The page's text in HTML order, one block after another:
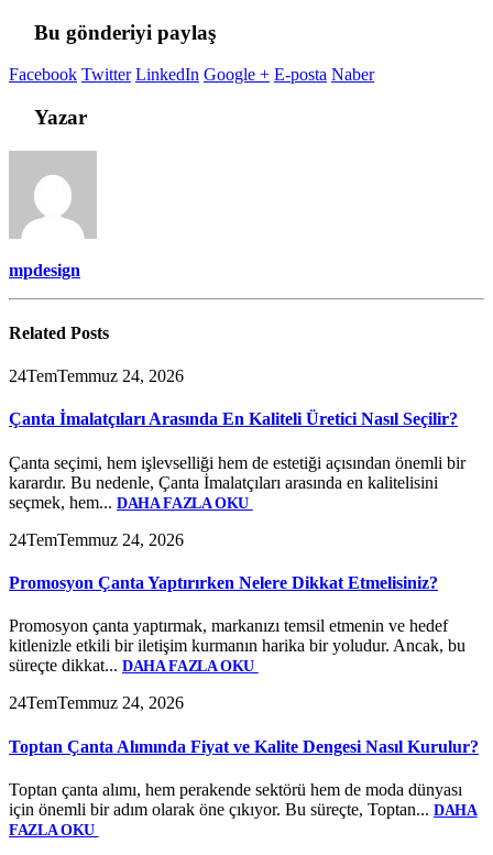
Bu gönderiyi paylaş
Facebook Twitter LinkedIn Google + E-posta Naber
Yazar
mpdesign
Related Posts
24TemTemmuz 24, 2026
Çanta İmalatçıları Arasında En Kaliteli Üretici Nasıl Seçilir?
Çanta seçimi, hem işlevselliği hem de estetiği açısından önemli bir
karardır. Bu nedenle, Çanta İmalatçıları arasında en kalitelisini
seçmek, hem... DAHA FAZLA OKU
24TemTemmuz 24, 2026
Promosyon Çanta Yaptırırken Nelere Dikkat Etmelisiniz?
Promosyon çanta yaptırmak, markanızı temsil etmenin ve hedef
kitlenizle etkili bir iletişim kurmanın harika bir yoludur. Ancak, bu
süreçte dikkat... DAHA FAZLA OKU
24TemTemmuz 24, 2026
Toptan Çanta Alımında Fiyat ve Kalite Dengesi Nasıl Kurulur?
Toptan çanta alımı, hem perakende sektörü hem de moda dünyası
için önemli bir adım olarak öne çıkıyor. Bu süreçte, Toptan... DAHA
FAZLA OKU